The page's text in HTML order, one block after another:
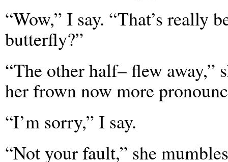
“Wow,” I say. “That’s really
butterfly?”
“The other half– flew away,”
her frown now more
“I’m sorry,” I say.
“Not your fault,” she